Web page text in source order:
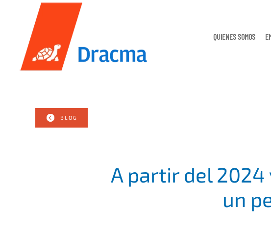
main
content
QUIENES SOMOS
BLOG
A partir del 2024
un